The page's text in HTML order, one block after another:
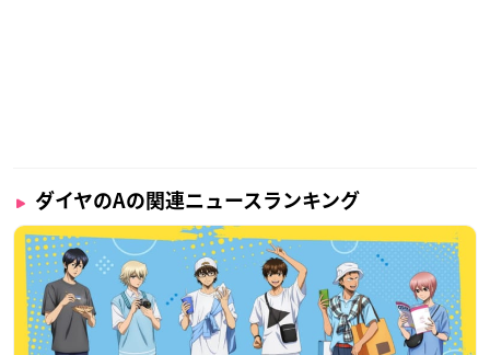
ダイヤのAの関連ニュースランキング